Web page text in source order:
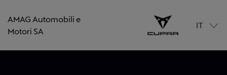
AMAG Automobili e
Motori SA
IT